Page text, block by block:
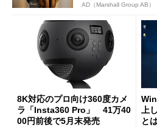
AD（Marshall Group AB）
8K対応のプロ向け360度カメ
ラ「Insta360 Pro」 41万40
00円前後で5月末発売
上
と